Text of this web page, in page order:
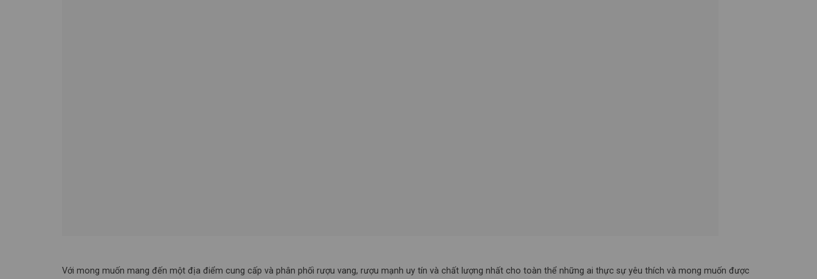
Với mong muốn mang đến một địa điểm cung cấp và phân phối rượu vang, rượu mạnh uy tín và chất lượng nhất cho toàn thể những ai thực sự yêu thích và mong muốn được